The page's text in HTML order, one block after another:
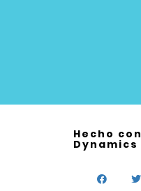
Hecho con
Dynamics